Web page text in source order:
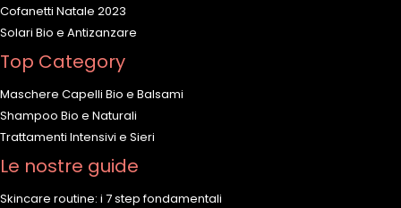
Cofanetti Natale 2023
Solari Bio e Antizanzare
Top Category
Maschere Capelli Bio e Balsami
Shampoo Bio e Naturali
Trattamenti Intensivi e Sieri
Le nostre guide
Skincare routine: i 7 step fondamentali